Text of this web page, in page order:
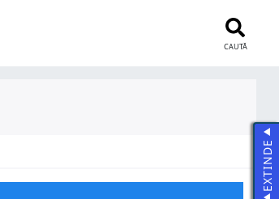
CAUTĂ
EXTINDE